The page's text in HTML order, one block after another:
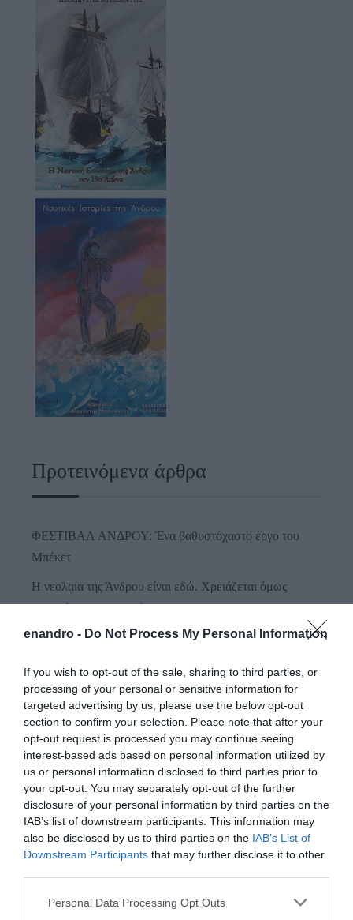
enandro - Do Not Process My Personal Information
If you wish to opt-out of the sale, sharing to third parties, or
processing of your personal or sensitive information for
targeted advertising by us, please use the below opt-out
section to confirm your selection. Please note that after your
opt-out request is processed you may continue seeing
interest-based ads based on personal information utilized by
us or personal information disclosed to third parties prior to
your opt-out. You may separately opt-out of the further
disclosure of your personal information by third parties on the
IAB’s list of downstream participants. This information may
also be disclosed by us to third parties on the IAB’s List of
Downstream Participants that may further disclose it to other
Please note that this website/app uses one or more Google
Personal Data Processing Opt Outs
Προτεινόμενα άρθρα
ΦΕΣΤΙΒΑΛ ΑΝΔΡΟΥ: Ένα βαθυστόχαστο έργο του
Μπέκετ
Η νεολαία της Άνδρου είναι εδώ. Χρειάζεται όμως
ευκαιρίες για να φανεί.
ΡΑΦΗΝΑ – ΘΕΟΥΤΑ σημειώσατε…
ΣΥΓΚΛΟΝΙΣΤΙΚΟΣ ΑΠΟΧΑΙΡΕΤΙΣΜΟΣ ΣΤΗ
ΡΑΦΗΝΑ ΣΤΟ «ΤΕΛΕΥΤΑΙΟ ΜΠΑΡΚΟ» ΤΟΥ
ΚΑΠΕΤΑΝ ΑΝΤΩΝΗ ΒΙΔΑΛΗ
Απαράδεκτη εμπειρία στη Ραφήνα. Φωτογραφίες από την
αναχώρηση εκείνης της ώρας…
Πρόσφατα Άρθρα
ΦΕΣΤΙΒΑΛ ΑΝΔΡΟΥ: Ένα
Μπέκετ